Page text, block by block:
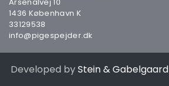
Arsenalvej 10
1436 København K
33129538
info@pigespejder.dk
Developed byStein & Gabelgaard